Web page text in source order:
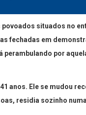
povoados situados no
fechadas em
por
anos. Ele se mudou
residia sozinho